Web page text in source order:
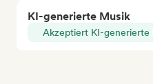
KI-generierte Musik
Akzeptiert KI-generierte